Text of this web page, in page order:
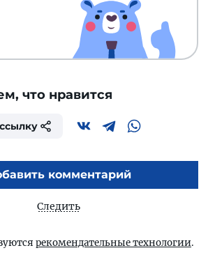
что нравится
комментарий
Следить
рекомендательные технологии.